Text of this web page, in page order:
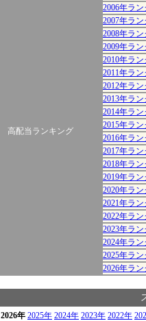
高配当ランキング
2006年ラ
2007年ラ
2008年ラ
2009年ラ
2010年ラ
2011年ラ
2012年ラ
2013年ラ
2014年ラ
2015年ラ
2016年ラ
2017年ラ
2018年ラ
2019年ラ
2020年ラ
2021年ラ
2022年ラ
2023年ラ
2024年ラ
2025年ラ
2026年ラ
2026年 2025年 2024年 2023年 2022年